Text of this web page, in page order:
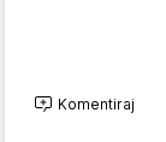
Komentiraj